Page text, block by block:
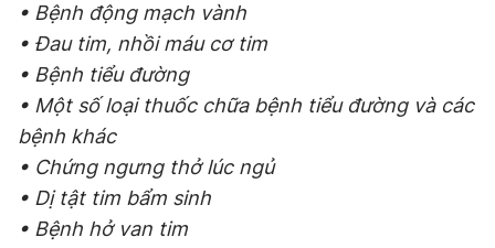
• Bệnh động mạch vành
• Đau tim, nhồi máu cơ tim
• Bệnh tiểu đường
• Một số loại thuốc chữa bệnh tiểu đường và các
bệnh khác
• Chứng ngưng thở lúc ngủ
• Dị tật tim bẩm sinh
• Bệnh hở van tim